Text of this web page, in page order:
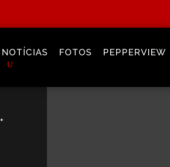
NOTÍCIAS FOTOS PEPPERVIEW